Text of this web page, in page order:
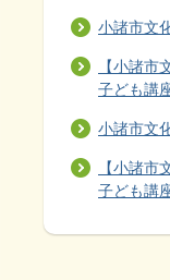
小諸市文
【小諸
子ども講
小諸市文
【小諸
子ども講座